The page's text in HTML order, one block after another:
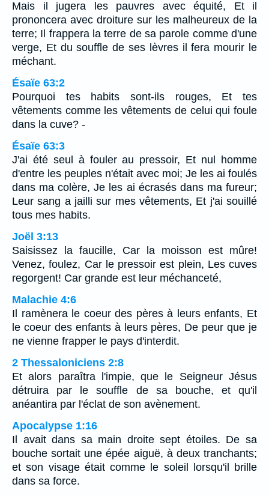
Mais il jugera les pauvres avec équité, Et il
prononcera avec droiture sur les malheureux de la
terre; Il frappera la terre de sa parole comme d'une
verge, Et du souffle de ses lèvres il fera mourir le
méchant.
Ésaïe 63:2
Pourquoi tes habits sont-ils rouges, Et tes
vêtements comme les vêtements de celui qui foule
dans la cuve? -
Ésaïe 63:3
J'ai été seul à fouler au pressoir, Et nul homme
d'entre les peuples n'était avec moi; Je les ai foulés
dans ma colère, Je les ai écrasés dans ma fureur;
Leur sang a jailli sur mes vêtements, Et j'ai souillé
tous mes habits.
Joël 3:13
Saisissez la faucille, Car la moisson est mûre!
Venez, foulez, Car le pressoir est plein, Les cuves
regorgent! Car grande est leur méchanceté,
Malachie 4:6
Il ramènera le coeur des pères à leurs enfants, Et
le coeur des enfants à leurs pères, De peur que je
ne vienne frapper le pays d'interdit.
2 Thessaloniciens 2:8
Et alors paraîtra l'impie, que le Seigneur Jésus
détruira par le souffle de sa bouche, et qu'il
anéantira par l'éclat de son avènement.
Apocalypse 1:16
Il avait dans sa main droite sept étoiles. De sa
bouche sortait une épée aiguë, à deux tranchants;
et son visage était comme le soleil lorsqu'il brille
dans sa force.